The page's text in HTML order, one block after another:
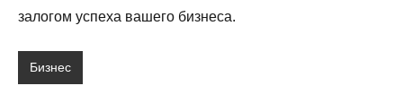
залогом успеха вашего бизнеса.
Бизнес